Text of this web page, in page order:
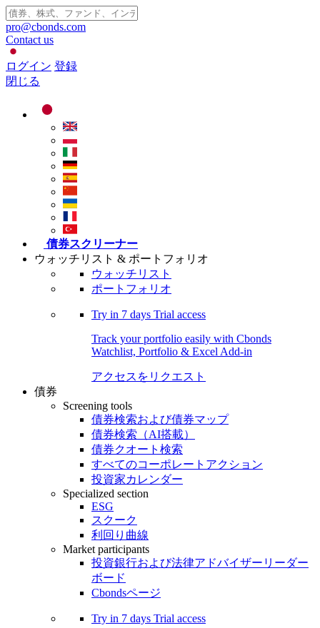
pro@cbonds.com
Contact us
ログイン 登録
閉じる
債券スクリーナー
ウォッチリスト & ポートフォリオ
ウォッチリスト
ポートフォリオ
Try in 7 days Trial access
Track your portfolio easily with Cbonds
Watchlist, Portfolio & Excel Add-in
アクセスをリクエスト
債券
Screening tools
債券検索および債券マップ
債券検索（AI搭載）
債券クオート検索
すべてのコーポレートアクション
投資家カレンダー
Specialized section
ESG
スクーク
利回り曲線
Market participants
投資銀行および法律アドバイザーリーダー
ボード
Cbondsページ
Try in 7 days Trial access